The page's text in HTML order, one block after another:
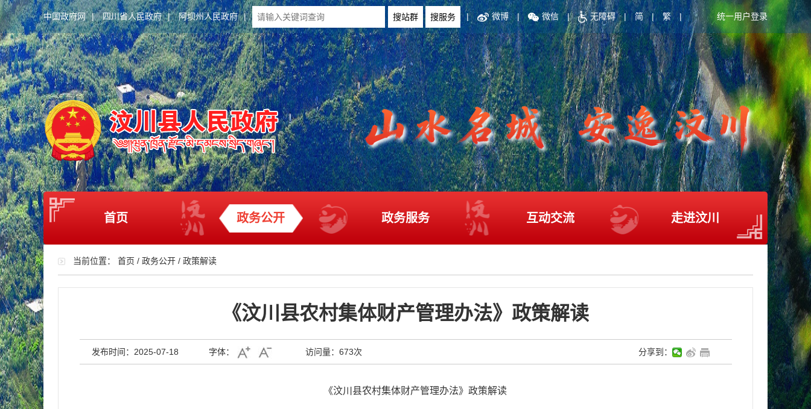
中国政府网 | 四川省人民政府 | 阿坝州人民政府 | | 微博 | 微信 | 无障碍 | 简 | 繁 | 统一用户登录
首页 政务公开 政务服务 互动交流 走进汶川
当前位置： 首页 / 政务公开 / 政策解读
《汶川县农村集体财产管理办法》政策解读
发布时间：2025-07-18 字体： 访问量： 673次 分享到：
《汶川县农村集体财产管理办法》政策解读